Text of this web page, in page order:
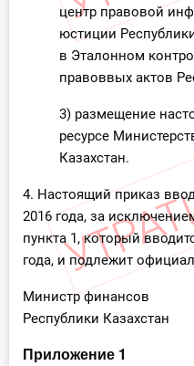
центр правовой
юстиции
в Эталонном
правоввых актов
3) размещение
ресурсе
Казахстан.
4. Настоящий приказ
2016 года, за
пункта 1, который
года, и подлежит
Министр финансов
Республики
Приложение 1